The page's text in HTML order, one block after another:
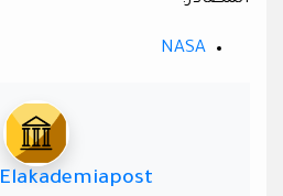
NASA
Elakademiapost